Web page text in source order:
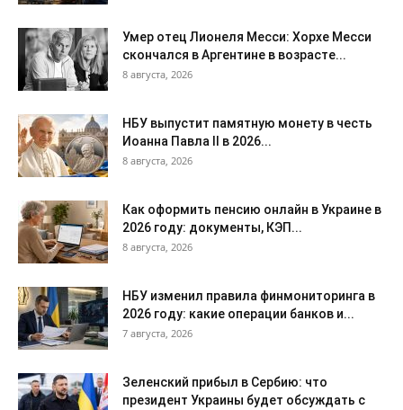
Умер отец Лионеля Месси: Хорхе Месси
скончался в Аргентине в возрасте...
8 августа, 2026
НБУ выпустит памятную монету в честь
Иоанна Павла II в 2026...
8 августа, 2026
Как оформить пенсию онлайн в Украине в
2026 году: документы, КЭП...
8 августа, 2026
НБУ изменил правила финмониторинга в
2026 году: какие операции банков и...
7 августа, 2026
Зеленский прибыл в Сербию: что
президент Украины будет обсуждать с